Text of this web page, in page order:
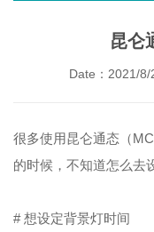
昆仑
Date：2021/
很多使用昆仑通态（
的时候，不知道怎么去
# 想设定背景灯时间